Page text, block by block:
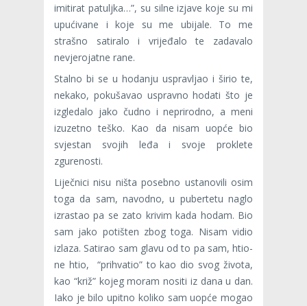
imitirat patuljka…”, su silne izjave koje su mi
upućivane i koje su me ubijale. To me
strašno satiralo i vrijeđalo te zadavalo
nevjerojatne rane.
Stalno bi se u hodanju uspravljao i širio te,
nekako, pokušavao uspravno hodati što je
izgledalo jako čudno i neprirodno, a meni
izuzetno teško. Kao da nisam uopće bio
svjestan svojih leđa i svoje proklete
zgurenosti.
Liječnici nisu ništa posebno ustanovili osim
toga da sam, navodno, u pubertetu naglo
izrastao pa se zato krivim kada hodam. Bio
sam jako potišten zbog toga. Nisam vidio
izlaza. Satirao sam glavu od to pa sam, htio-
ne htio, “prihvatio” to kao dio svog života,
kao “križ” kojeg moram nositi iz dana u dan.
Iako je bilo upitno koliko sam uopće mogao